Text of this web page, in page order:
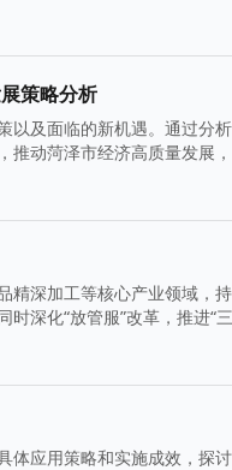
策略分析
以及面临的新机遇。通过分
推动菏泽市经济高质量发展
精深加工等核心产业领域，
深化“放管服”改革，推进
体应用策略和实施成效，探